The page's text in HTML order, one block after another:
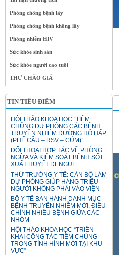
Phòng chống bệnh lây
Phòng chống bệnh không lây
Phòng nhiễm HIV
Sức khỏe sinh sản
Sức khỏe người cao tuổi
THƯ CHÀO GIÁ
TIN TIÊU ĐIỂM
HỘI THẢO KHOA HỌC “TIÊM
CHỦNG DỰ PHÒNG CÁC BỆNH
TRUYỀN NHIỄM ĐƯỜNG HÔ HẤP
(PHẾ CẦU – RSV – CÚM)”
ĐỐI THOẠI HỢP TÁC VỀ PHÒNG
NGỪA VÀ KIỂM SOÁT BỆNH SỐT
XUẤT HUYẾT DENGUE
THỨ TRƯỞNG Y TẾ: CÁN BỘ LÀM
DỰ PHÒNG GIÚP HÀNG TRIỆU
NGƯỜI KHÔNG PHẢI VÀO VIỆN
BỘ Y TẾ BAN HÀNH DANH MỤC
BỆNH TRUYỀN NHIỄM MỚI, ĐIỀU
CHỈNH NHIỀU BỆNH GIỮA CÁC
NHÓM
HỘI THẢO KHOA HỌC “TRIỂN
KHAI CÔNG TÁC TIÊM CHỦNG
TRONG TÌNH HÌNH MỚI TẠI KHU
VỰC”